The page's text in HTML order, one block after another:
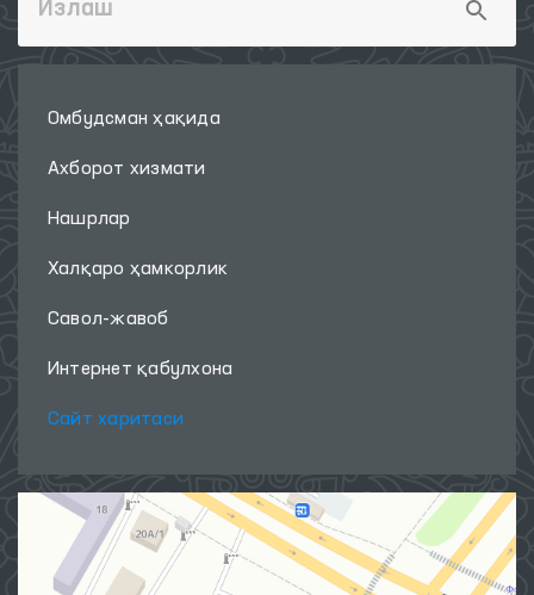
Омбудсман ҳақида
Ахборот хизмати
Нашрлар
Халқаро ҳамкорлик
Савол-жавоб
Интернет қабулхона
Сайт харитаси